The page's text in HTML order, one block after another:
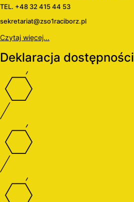
TEL. +48 32 415 44 53
sekretariat@zso1raciborz.pl
Czytaj więcej...
Deklaracja dostępności